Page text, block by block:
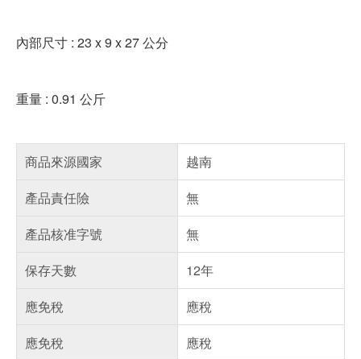
內部尺寸 : 23 x 9 x 27 公分
重量 : 0.91 公斤
商品來源國家
越南
產品責任險
無
產品核准字號
無
保存天數
12年
應免稅
應稅
應免稅
應稅